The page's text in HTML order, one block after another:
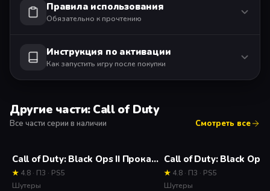
Правила использования
Обязательно к прочтению
Инструкция по активации
Как запустить игру после покупки
Другие части: Call of Duty
Все части серии в наличии Смотреть все
Call of Duty: Black Ops II Прокат и аренда П3 активации игры 7 дней
★ 4.8 · П3 · PS5
Шутеры
★ 4.8 · П3 · PS5
Шутеры